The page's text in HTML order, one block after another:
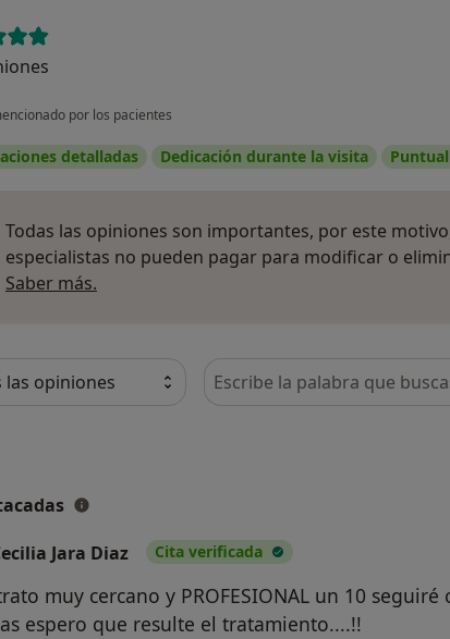
por los pacientes
detalladas Dedicación durante la visita
Todas las opiniones son importantes, por este
especialistas no pueden pagar para modificar o
Saber más.
Busca en opiniones
Jara Diaz Cita verificada
muy cercano y PROFESIONAL un 10 seguiré
espero que resulte el tratamiento....!!